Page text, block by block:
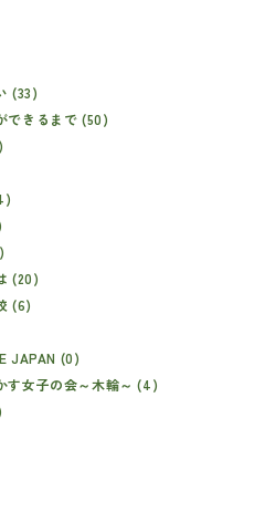
(33)
できるまで (50)
(20)
(6)
JAPAN (0)
す女子の会～木輪～ (4)